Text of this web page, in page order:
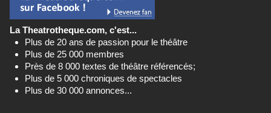
La Theatrotheque.com, c'est...
Plus de 20 ans de passion pour le théâtre
Plus de 25 000 membres
Près de 8 000 textes de théâtre référencés;
Plus de 5 000 chroniques de spectacles
Plus de 30 000 annonces...